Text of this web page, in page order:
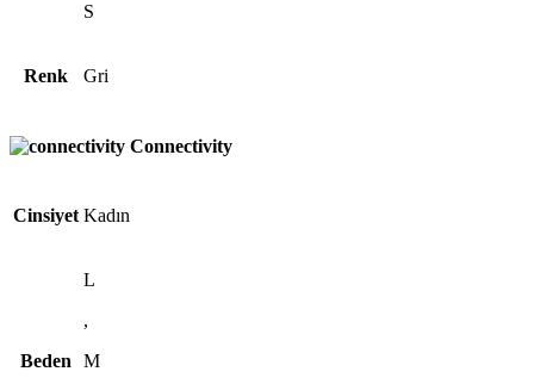
S
Renk Gri
Connectivity
Cinsiyet Kadın
Beden
L
,
M